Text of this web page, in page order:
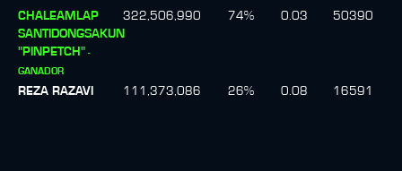
CHALEAMLAP
SANTIDONGSAKUN
"PINPETCH" -
GANADOR
322,506,990 74% 0.03 50390
REZA RAZAVI 111,373,086 26% 0.08 16591